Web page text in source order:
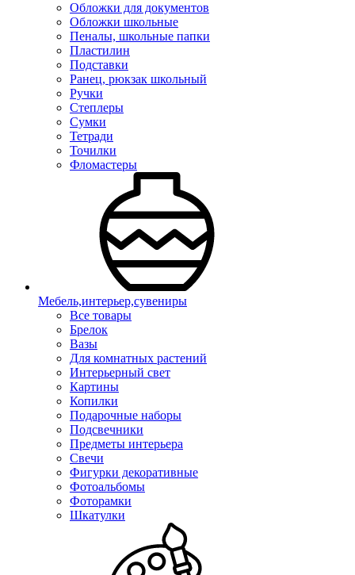
Обложки для документов
Обложки школьные
Пеналы, школьные папки
Пластилин
Подставки
Ранец, рюкзак школьный
Ручки
Степлеры
Сумки
Тетради
Точилки
Фломастеры
Мебель,интерьер,сувениры
Все товары
Брелок
Вазы
Для комнатных растений
Интерьерный свет
Картины
Копилки
Подарочные наборы
Подсвечники
Предметы интерьера
Свечи
Фигурки декоративные
Фотоальбомы
Фоторамки
Шкатулки